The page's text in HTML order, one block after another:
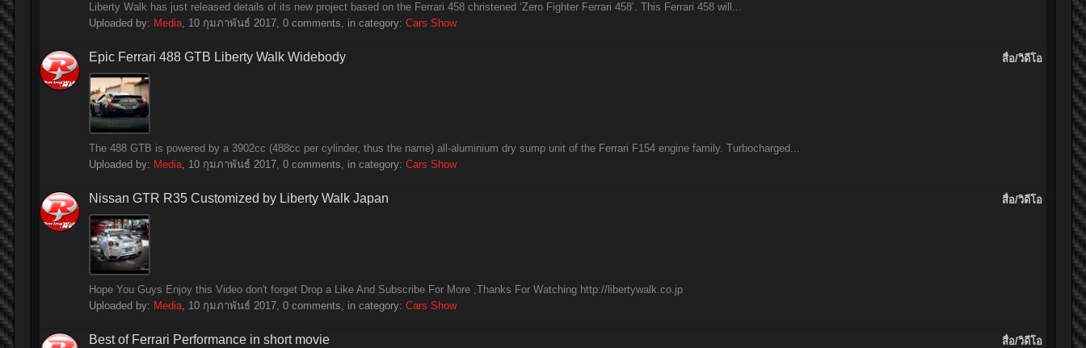
Liberty Walk has just released details of its new project based on the Ferrari 458 christened ‘Zero Fighter Ferrari 458’. This Ferrari 458 will...
Uploaded by: Media, 10 กุมภาพันธ์ 2017, 0 comments, in category: Cars Show
สื่อ/วิดีโอ
Epic Ferrari 488 GTB Liberty Walk Widebody
The 488 GTB is powered by a 3902cc (488cc per cylinder, thus the name) all-aluminium dry sump unit of the Ferrari F154 engine family. Turbocharged...
Uploaded by: Media, 10 กุมภาพันธ์ 2017, 0 comments, in category: Cars Show
สื่อ/วิดีโอ
Nissan GTR R35 Customized by Liberty Walk Japan
Hope You Guys Enjoy this Video don't forget Drop a Like And Subscribe For More ,Thanks For Watching http://libertywalk.co.jp
Uploaded by: Media, 10 กุมภาพันธ์ 2017, 0 comments, in category: Cars Show
สื่อ/วิดีโอ
Best of Ferrari Performance in short movie